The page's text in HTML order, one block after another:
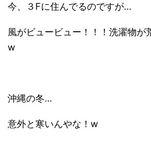
今、３Fに住んでるのですが…
風がビュービュー！！！洗濯物が
w
沖縄の冬…
意外と寒いんやな！w